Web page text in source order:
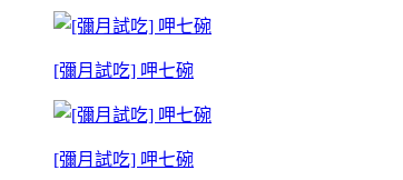
[彌月試吃] 呷七碗
[彌月試吃] 呷七碗